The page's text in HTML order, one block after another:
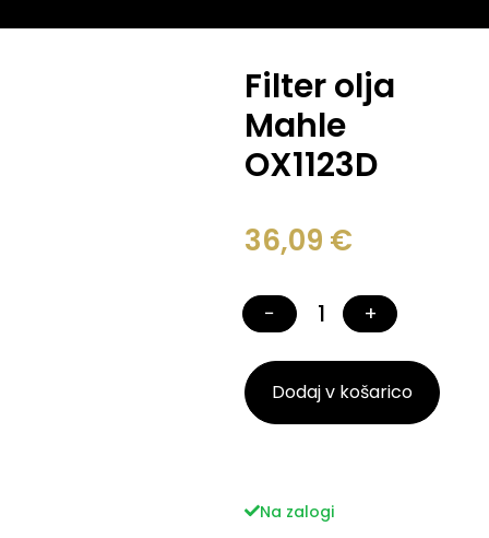
Filter olja
Mahle
OX1123D
36,09 €
− +
Dodaj v košarico
Na zalogi